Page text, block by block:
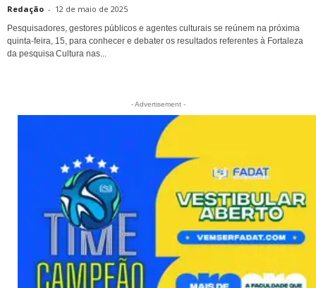
Redação - 12 de maio de 2025
Pesquisadores, gestores públicos e agentes culturais se reúnem na próxima
quinta-feira, 15, para conhecer e debater os resultados referentes à Fortaleza
da pesquisa Cultura nas...
- Advertisement -